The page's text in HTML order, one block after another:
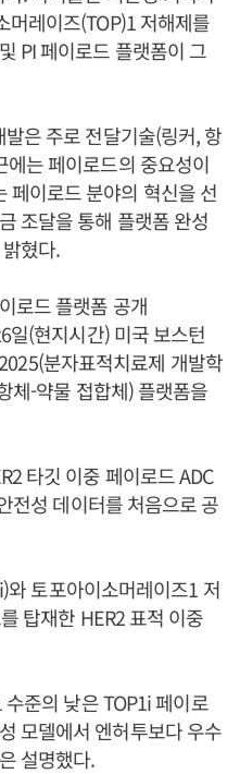
머레이즈(TOP)1 저해제를
PI 페이로드 플랫폼이 그
은 주로 전달기술(링커, 항
는 페이로드의 중요성이
페이로드 분야의 혁신을 선
조달을 통해 플랫폼 완성
혔다.
로드 플랫폼 공개
일(현지시간) 미국 보스턴
분자표적치료제 개발학
체-약물 접합체) 플랫폼을
타깃 이중 페이로드 ADC
전성 데이터를 처음으로 공
와 토포아이소머레이즈1 저
탑재한 HER2 표적 이중
준의 낮은 TOP1i 페이로
모델에서 엔허투보다 우수
설명했다.